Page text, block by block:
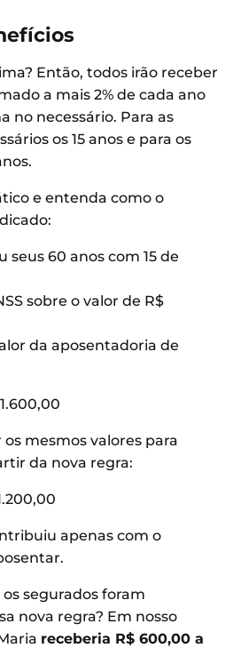
Então, todos irão receber
a mais 2% de cada ano
no necessário. Para as
os 15 anos e para os
e entenda como o
seus 60 anos com 15 de
sobre o valor de R$
da aposentadoria de
mesmos valores para
da nova regra:
apenas com o
segurados foram
nova regra? Em nosso
receberia R$ 600,00 a